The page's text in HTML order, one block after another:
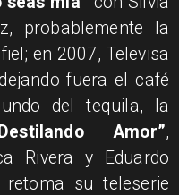
probablemente la
en 2007, Televisa
fuera el café
del tequila, la
Amor”,
Rivera y Eduardo
su teleserie